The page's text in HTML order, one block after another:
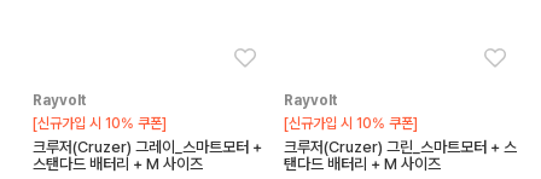
Rayvolt
[신규가입 시 10% 쿠폰]
크루저(Cruzer) 그레이_스마트모터 +
스탠다드 배터리 + M 사이즈
Rayvolt
[신규가입 시 10% 쿠폰]
크루저(Cruzer) 그린_스마트모터 + 스
탠다드 배터리 + M 사이즈